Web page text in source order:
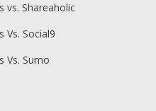
vs. Shareaholic
Vs. Social9
Vs. Sumo